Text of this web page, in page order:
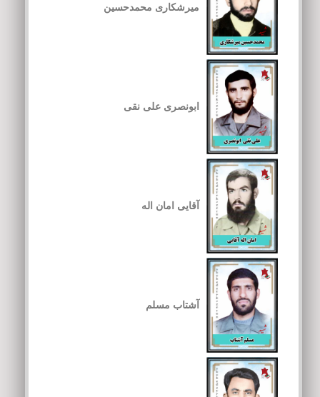
میرشکاری محمدحسین
ابونصری علی نقی
آقایی امان اله
آشتاب مسلم